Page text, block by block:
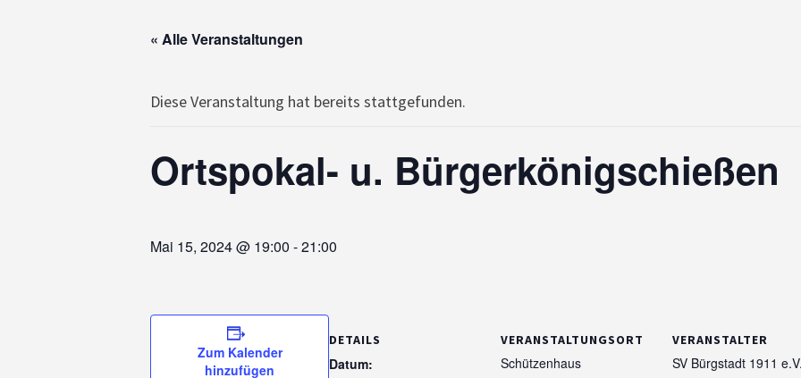
« Alle Veranstaltungen
Diese Veranstaltung hat bereits stattgefunden.
Ortspokal- u. Bürgerkönigschießen
Mai 15, 2024 @ 19:00 -21:00
Zum Kalender
hinzufügen
DETAILS
Datum:
VERANSTALTUNGSORT
Schützenhaus
VERANSTALTER
SV Bürgstadt 1911